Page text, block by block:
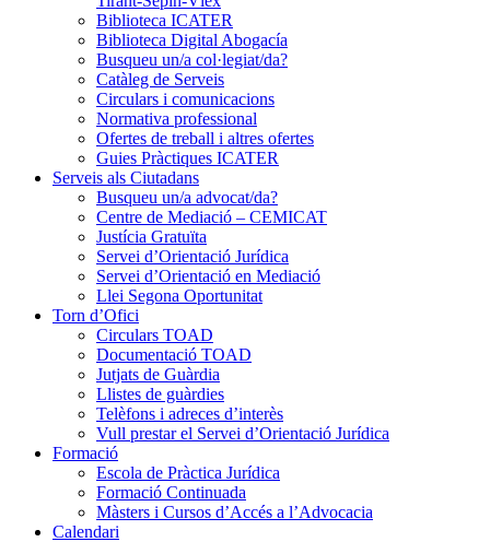
Biblioteca ICATER
Biblioteca Digital Abogacía
Busqueu un/a col·legiat/da?
Catàleg de Serveis
Circulars i comunicacions
Normativa professional
Ofertes de treball i altres ofertes
Guies Pràctiques ICATER
Serveis als Ciutadans
Busqueu un/a advocat/da?
Centre de Mediació – CEMICAT
Justícia Gratuïta
Servei d’Orientació Jurídica
Servei d’Orientació en Mediació
Llei Segona Oportunitat
Torn d’Ofici
Circulars TOAD
Documentació TOAD
Jutjats de Guàrdia
Llistes de guàrdies
Telèfons i adreces d’interès
Vull prestar el Servei d’Orientació Jurídica
Formació
Escola de Pràctica Jurídica
Formació Continuada
Màsters i Cursos d’Accés a l’Advocacia
Calendari